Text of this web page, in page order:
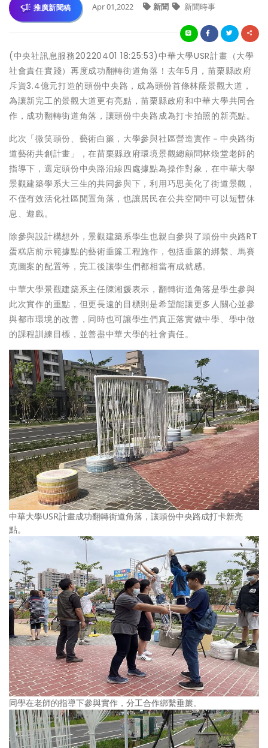
推廣新聞稿 Apr 01,2022 新聞 新聞時事
(中央社訊息服務20220401 18:25:53)中華大學USR計畫（大學
社會責任實踐）再度成功翻轉街道角落！去年5月，苗栗縣政府
斥資3.4億元打造的頭份中央路，成為頭份首條林蔭景觀大道，
為讓新完工的景觀大道更有亮點，苗栗縣政府和中華大學共同合
作，成功翻轉街道角落，讓頭份中央路成為打卡拍照的新亮點。
此次「微笑頭份、藝術白簾，大學參與社區營造實作－中央路街
道藝術共創計畫」，在苗栗縣政府環境景觀總顧問林煥堂老師的
指導下，選定頭份中央路沿線四處據點為操作對象，在中華大學
景觀建築學系大三生的共同參與下，利用巧思美化了街道景觀，
不僅有效活化社區閒置角落，也讓居民在公共空間中可以短暫休
息、遊戲。
除參與設計構想外，景觀建築系學生也親自參與了頭份中央路RT
蛋糕店前示範據點的藝術垂簾工程施作，包括垂簾的綁繫、馬賽
克圖案的配置等，完工後讓學生們都相當有成就感。
中華大學景觀建築系主任陳湘媛表示，翻轉街道角落是學生參與
此次實作的重點，但更長遠的目標則是希望能讓更多人關心並參
與都市環境的改善，同時也可讓學生們真正落實做中學、學中做
的課程訓練目標，並善盡中華大學的社會責任。
中華大學USR計畫成功翻轉街道角落，讓頭份中央路成打卡新亮
點。
同學在老師的指導下參與實作，分工合作綁繫垂簾。